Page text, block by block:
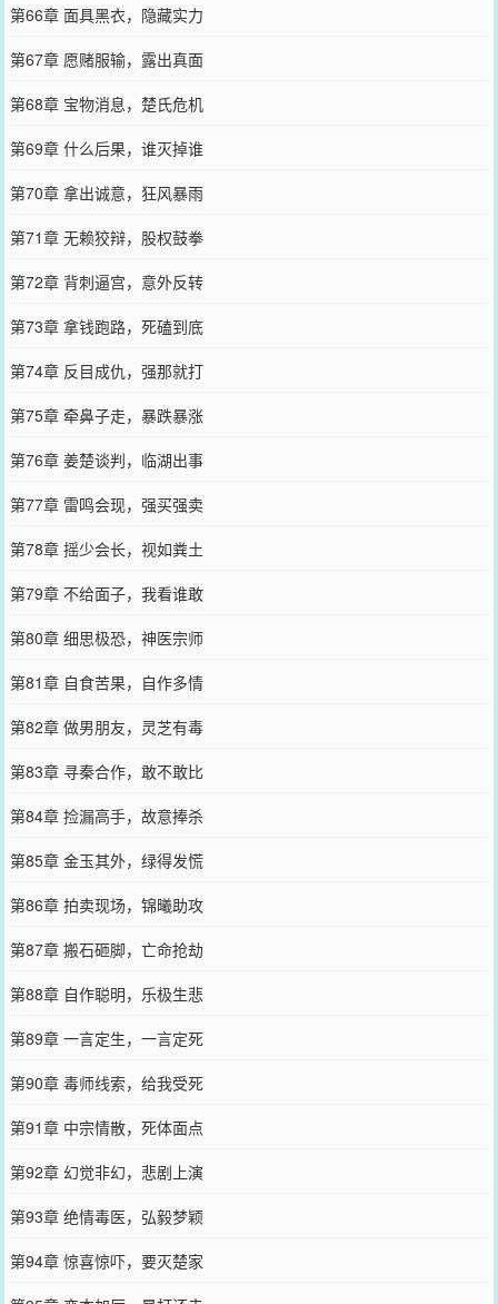
第66章 面具黑衣，隐藏实力
第67章 愿赌服输，露出真面
第68章 宝物消息，楚氏危机
第69章 什么后果，谁灭掉谁
第70章 拿出诚意，狂风暴雨
第71章 无赖狡辩，股权鼓拳
第72章 背刺逼宫，意外反转
第73章 拿钱跑路，死磕到底
第74章 反目成仇，强那就打
第75章 牵鼻子走，暴跌暴涨
第76章 姜楚谈判，临湖出事
第77章 雷鸣会现，强买强卖
第78章 摇少会长，视如粪土
第79章 不给面子，我看谁敢
第80章 细思极恐，神医宗师
第81章 自食苦果，自作多情
第82章 做男朋友，灵芝有毒
第83章 寻秦合作，敢不敢比
第84章 捡漏高手，故意捧杀
第85章 金玉其外，绿得发慌
第86章 拍卖现场，锦曦助攻
第87章 搬石砸脚，亡命抢劫
第88章 自作聪明，乐极生悲
第89章 一言定生，一言定死
第90章 毒师线索，给我受死
第91章 中宗情散，死体面点
第92章 幻觉非幻，悲剧上演
第93章 绝情毒医，弘毅梦颖
第94章 惊喜惊吓，要灭楚家